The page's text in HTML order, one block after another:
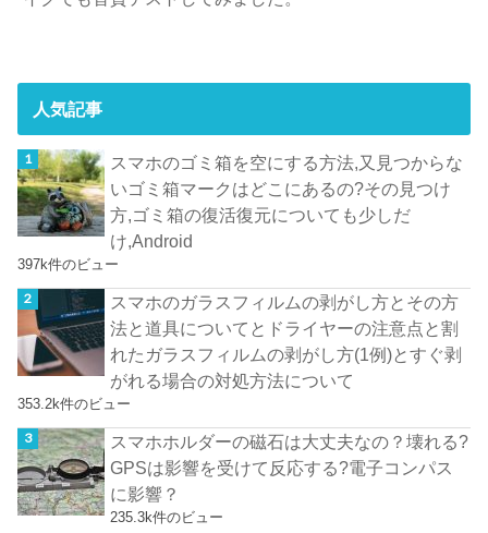
人気記事
スマホのゴミ箱を空にする方法,又見つからな
いゴミ箱マークはどこにあるの?その見つけ
方,ゴミ箱の復活復元についても少しだ
け,Android
397k件のビュー
スマホのガラスフィルムの剥がし方とその方
法と道具についてとドライヤーの注意点と割
れたガラスフィルムの剥がし方(1例)とすぐ剥
がれる場合の対処方法について
353.2k件のビュー
スマホホルダーの磁石は大丈夫なの？壊れる?
GPSは影響を受けて反応する?電子コンパス
に影響？
235.3k件のビュー